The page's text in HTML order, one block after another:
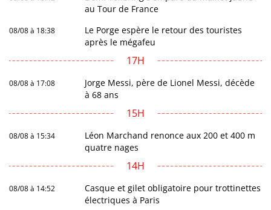
au Tour de France
08/08 à 18:38
Le Porge espère le retour des touristes
après le mégafeu
17H
08/08 à 17:08
Jorge Messi, père de Lionel Messi, décède
à 68 ans
15H
08/08 à 15:34
Léon Marchand renonce aux 200 et 400 m
quatre nages
14H
08/08 à 14:52
Casque et gilet obligatoire pour trottinettes
électriques à Paris